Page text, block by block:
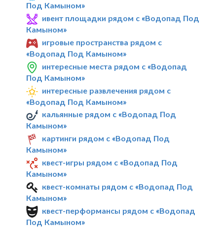
Под Камыном»
ивент площадки рядом с «Водопад Под
Камыном»
игровые пространства рядом с
«Водопад Под Камыном»
интересные места рядом с «Водопад
Под Камыном»
интересные развлечения рядом с
«Водопад Под Камыном»
кальянные рядом с «Водопад Под
Камыном»
картинги рядом с «Водопад Под
Камыном»
квест-игры рядом с «Водопад Под
Камыном»
квест-комнаты рядом с «Водопад Под
Камыном»
квест-перформансы рядом с «Водопад
Под Камыном»